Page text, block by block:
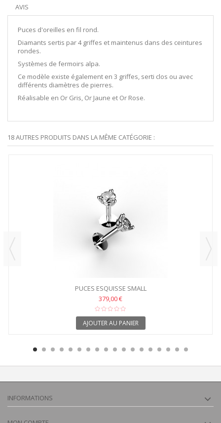
AVIS
Puces d'oreilles en fil rond.
Diamants sertis par 4 griffes et maintenus dans des ceintures
rondes.
Systèmes de fermoirs alpa.
Ce modèle existe également en 3 griffes, serti clos ou avec
différents diamètres de pierres.
Réalisable en Or Gris, Or Jaune et Or Rose.
18 AUTRES PRODUITS DANS LA MÊME CATÉGORIE :
PUCES ESQUISSE SMALL
379,00 €
AJOUTER AU PANIER
INFORMATIONS